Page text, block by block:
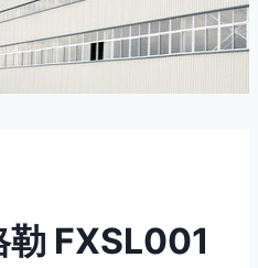
FXSL001